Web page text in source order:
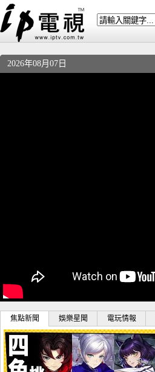
2026年08月07日
焦點新聞 娛樂星聞 電玩情報